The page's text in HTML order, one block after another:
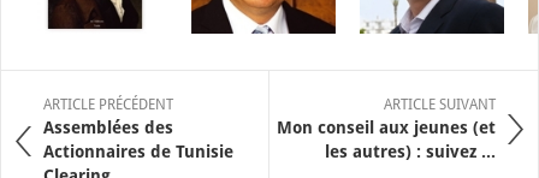
ARTICLE PRÉCÉDENT
Assemblées des
Actionnaires de Tunisie
ARTICLE SUIVANT
Mon conseil aux jeunes (et
les autres) : suivez ...